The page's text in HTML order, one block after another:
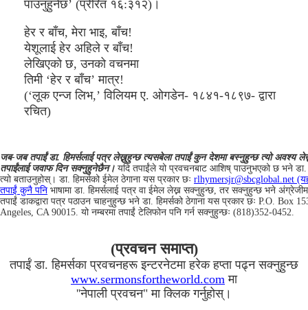
पाउनुहुनेछ’ (प्रेरित १६:३१२)।
हेर र बाँच, मेरा भाइ, बाँच!
येशूलाई हेर अहिले र बाँच!
लेखिएको छ, उनको वचनमा
तिमी ‘हेर र बाँच’ मात्र!
(‘लूक एन्ज लिभ,’ विलियम ए. ओगडेन- १८४१-१८९७- द्वारा
रचित)
जब-जब तपाईं डा. हिमर्सलाई पत्र लेख्नुहुन्छ त्यसबेला तपाईं कुन देशमा बस्नुहुन्छ त्यो अवश्य
तपाईंलाई जवाफ दिन सक्नुहुनेछैन। यदि तपाईंले यो प्रवचनबाट आशिष् पाउनुभएको छ भने डा.
त्यो बताउनुहोस्। डा. हिमर्सको ईमेल ठेगाना यस प्रकार छः rlhymersjr@sbcglobal.net
तपाईं कुनै पनि भाषामा डा. हिमर्सलाई पत्र वा ईमेल लेख्न सक्नुहुन्छ, तर सक्नुहुन्छ भने
तपाईं डाकद्वारा पत्र पठाउन चाहनुहुन्छ भने डा. हिमर्सको ठेगाना यस प्रकार छः P.O. Box
Angeles, CA 90015. यो नम्बरमा तपाईं टेलिफोन पनि गर्न सक्नुहुन्छः (818)352-0452.
(प्रवचन समाप्त)
तपाईं डा. हिमर्सका प्रवचनहरू इन्टरनेटमा हरेक हप्ता पढ्न सक्नुहुन्छ
www.sermonsfortheworld.com मा
''नेपाली प्रवचन" मा क्लिक गर्नुहोस्।